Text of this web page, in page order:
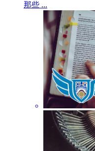
那些 ...